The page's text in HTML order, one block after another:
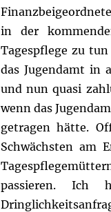
in der
Tagespflege zu
das Jugendamt in
und nun quasi
wenn das
getragen hätte.
Schwächsten am
passieren. Ich